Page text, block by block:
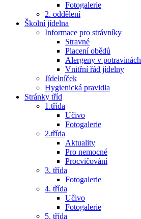
Fotogalerie
2. oddělení
Školní jídelna
Informace pro strávníky
Stravné
Placení obědů
Alergeny v potravinách
Vnitřní řád jídelny
Jídelníček
Hygienická pravidla
Stránky tříd
1.třída
Učivo
Fotogalerie
2.třída
Aktuality
Pro nemocné
Procvičování
3. třída
Fotogalerie
4. třída
Učivo
Fotogalerie
5. třída